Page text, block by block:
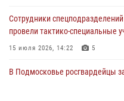
Сотрудники
провели тактико-специальные
15 июля 2026, 14:22 5
В Подмосковье росгвардейцы